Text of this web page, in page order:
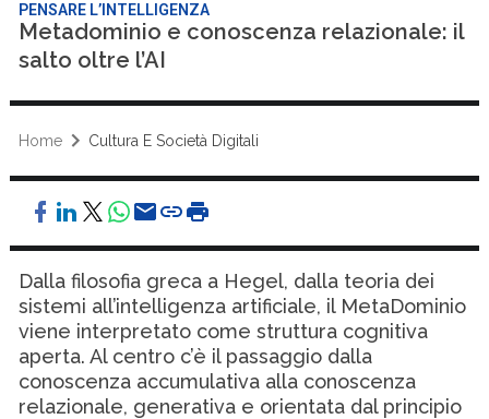
PENSARE L’INTELLIGENZA
Metadominio e conoscenza relazionale: il
salto oltre l’AI
Home Cultura E Società Digitali
Dalla filosofia greca a Hegel, dalla teoria dei
sistemi all’intelligenza artificiale, il MetaDominio
viene interpretato come struttura cognitiva
aperta. Al centro c’è il passaggio dalla
conoscenza accumulativa alla conoscenza
relazionale, generativa e orientata dal principio